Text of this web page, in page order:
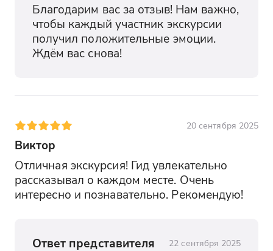
Благодарим вас за отзыв! Нам важно,
чтобы каждый участник экскурсии
получил положительные эмоции.
Ждём вас снова!
20 сентября 2025
Виктор
Отличная экскурсия! Гид увлекательно
рассказывал о каждом месте. Очень
интересно и познавательно. Рекомендую!
Ответ представителя
22 сентября 2025